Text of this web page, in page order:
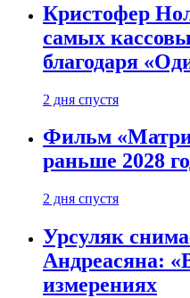
Кристофер
самых
благодаря
2 дня спустя
Фильм
раньше 2028
2 дня спустя
Урсуляк
Андреасяна:
измерениях